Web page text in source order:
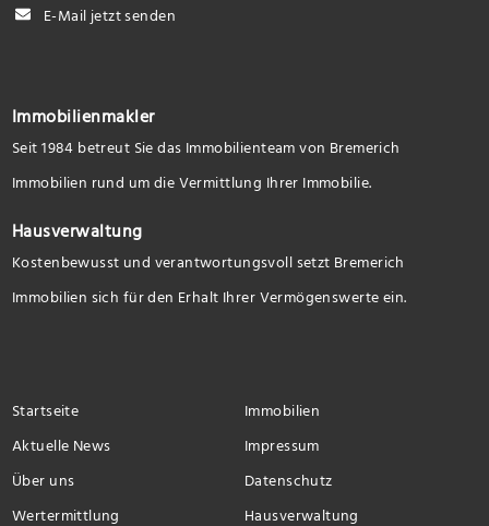
E-Mail jetzt senden
Immobilienmakler
Seit 1984 betreut Sie das Immobilienteam von Bremerich
Immobilien rund um die Vermittlung Ihrer Immobilie.
Hausverwaltung
Kostenbewusst und verantwortungsvoll setzt Bremerich
Immobilien sich für den Erhalt Ihrer Vermögenswerte ein.
Startseite
Immobilien
Aktuelle News
Impressum
Über uns
Datenschutz
Wertermittlung
Hausverwaltung